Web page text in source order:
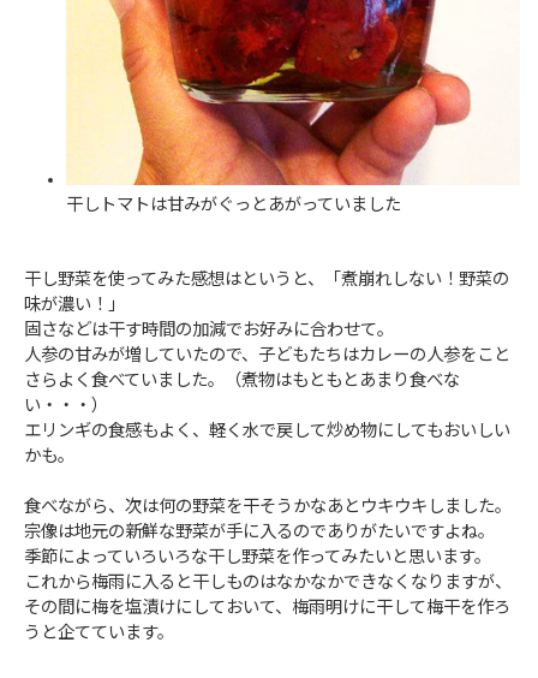
干しトマトは甘みがぐっとあがっていました
干し野菜を使ってみた感想はというと、「煮崩れしない！野菜の
味が濃い！」
固さなどは干す時間の加減でお好みに合わせて。
人参の甘みが増していたので、子どもたちはカレーの人参をこと
さらよく食べていました。（煮物はもともとあまり食べな
い・・・）
エリンギの食感もよく、軽く水で戻して炒め物にしてもおいしい
かも。
食べながら、次は何の野菜を干そうかなあとウキウキしました。
宗像は地元の新鮮な野菜が手に入るのでありがたいですよね。
季節によっていろいろな干し野菜を作ってみたいと思います。
これから梅雨に入ると干しものはなかなかできなくなりますが、
その間に梅を塩漬けにしておいて、梅雨明けに干して梅干を作ろ
うと企てています。